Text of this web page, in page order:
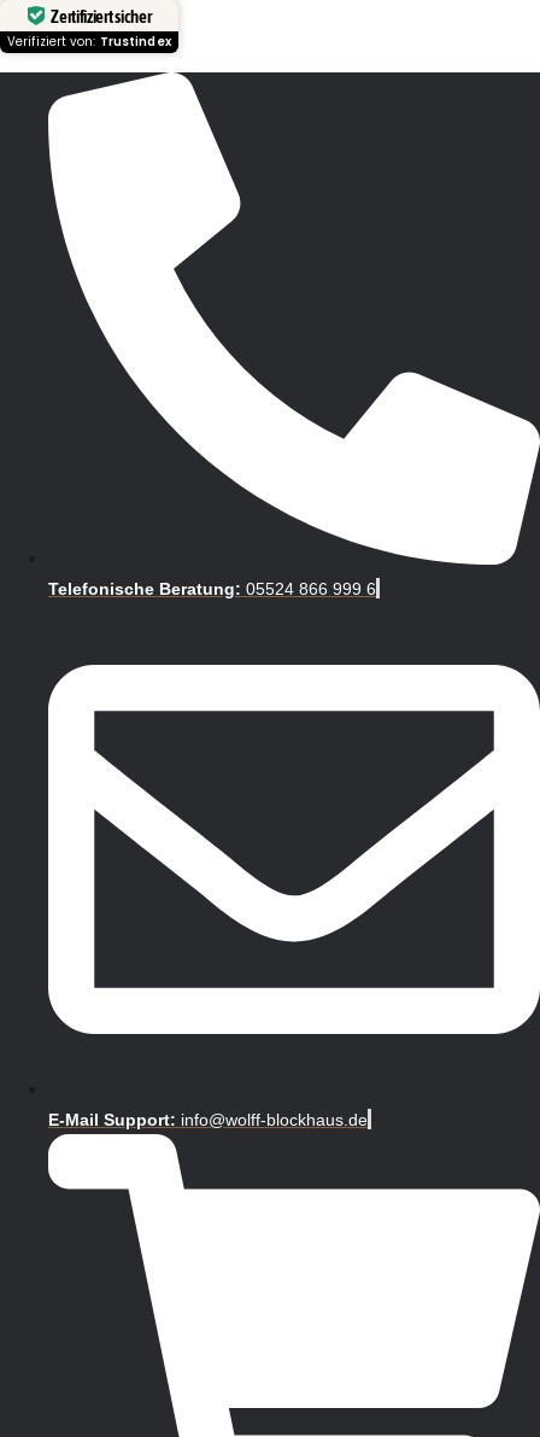
Zertifiziert sicher
Verifiziert von: Trustindex
Telefonische Beratung: 05524 866 999 6
E-Mail Support: info@wolff-blockhaus.de